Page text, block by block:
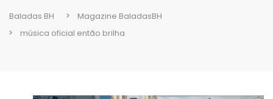
Baladas BH
Magazine BaladasBH
música oficial então brilha